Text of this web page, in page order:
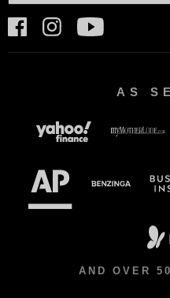
AS
AND OVER